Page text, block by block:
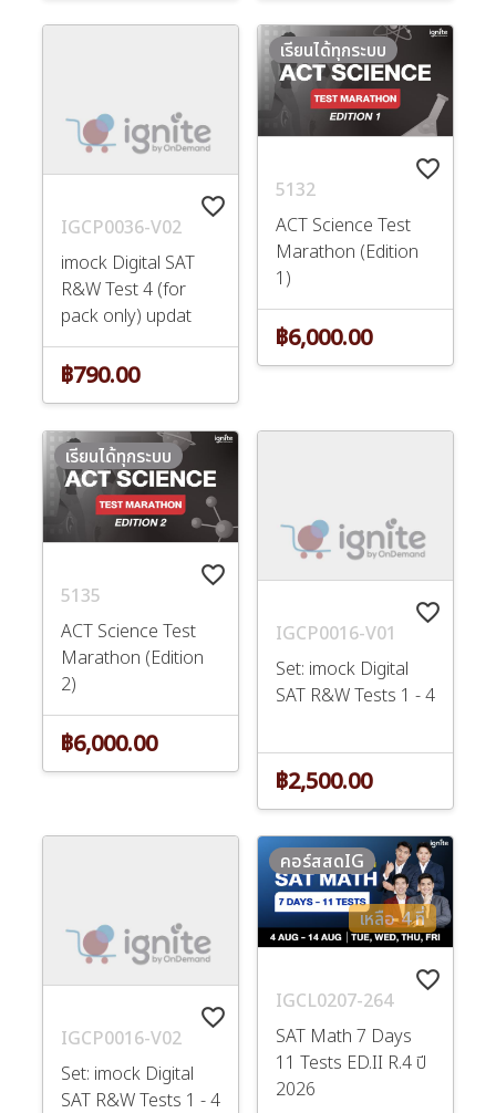
favorite_border
IGCP0036-V02
imock Digital SAT
R&W Test 4 (for
pack only) updat
฿790.00
favorite_border
5132
ACT Science Test
Marathon (Edition
1)
เรียนได้ทุกระบบ
฿6,000.00
favorite_border
5135
ACT Science Test
Marathon (Edition
2)
เรียนได้ทุกระบบ
฿6,000.00
favorite_border
IGCP0016-V01
Set: imock Digital
SAT R&W Tests 1 - 4
฿2,500.00
favorite_border
IGCP0016-V02
Set: imock Digital
SAT R&W Tests 1 - 4
favorite_border
IGCL0207-264
SAT Math 7 Days
11 Tests ED.II R.4 ปี
2026
เหลือ 4 ที่
คอร์สสดIG